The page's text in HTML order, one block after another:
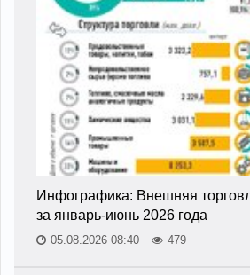
Инфографика: Внешняя
за январь-июнь 2026 года
05.08.2026 08:40 479